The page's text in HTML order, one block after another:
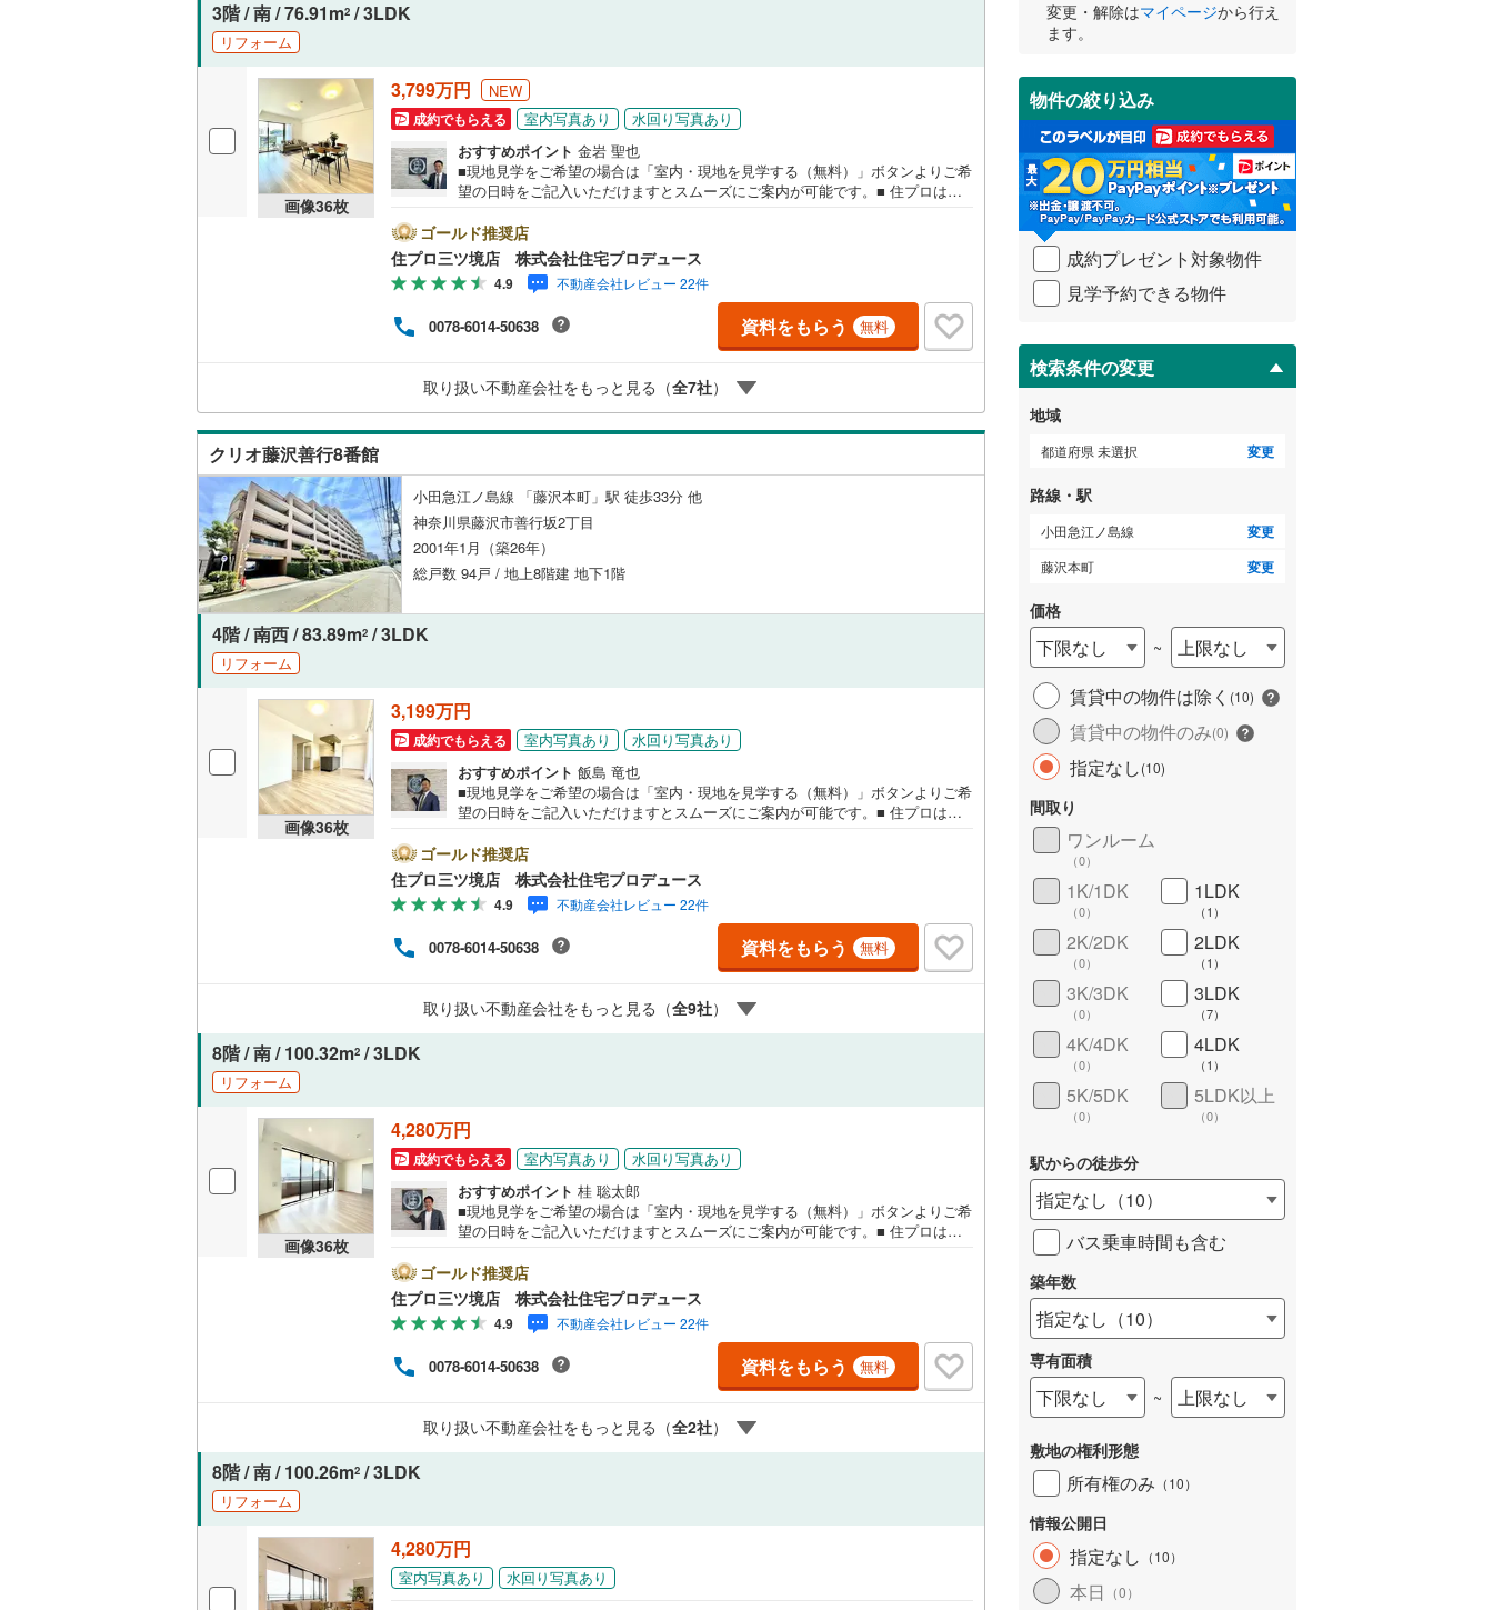
3階 / 南 / 76.91m2 / 3LDK
リフォーム
画像36枚
3,799万円 NEW
成約でもらえる 室内写真あり
水回り写真あり
おすすめポイント 金岩 聖也
■現地見学をご希望の場合は「室内・現地を見学する（無料）」ボタンよりご希
望の日時をご記入いただけますとスムーズにご案内が可能です。■ 住プロは藤
限定で販売する物件情報も多数ございますので、お気軽にお問合せ下さい！ ----
---------- 弊社独自の住宅ローン提案システム 弊社ではファイナンシャル専門スタ
ッフによる【丁寧な資金アドバイス】【ファイナンシャルプラン提案書の作
成】を随時行っております。意外に知らないお客様が多い【定年時の住宅ロー
ン残高】【住宅購入者だけが加入できる無料の生命保険】【13年間もらえる、
国からの特別ボーナス】これから多くなる【教育費】住宅を買った後から始ま
る【住宅ローン返済】65歳以上から必要になる【老後の費用負担】住宅探しの
ゴールド推奨店
住プロ三ツ境店 株式会社住宅プロデュース
4.9 不動産会社レビュー 22件
0078-6014-50638 資料をもらう 無料
取り扱い不動産会社をもっと見る（全7社）
クリオ藤沢善行8番館
小田急江ノ島線 「藤沢本町」駅 徒歩33分 他
神奈川県藤沢市善行坂2丁目
2001年1月（築26年）
総戸数 94戸 / 地上8階建 地下1階
4階 / 南西 / 83.89m2 / 3LDK
リフォーム
画像36枚
3,199万円
成約でもらえる 室内写真あり
水回り写真あり
おすすめポイント 飯島 竜也
■現地見学をご希望の場合は「室内・現地を見学する（無料）」ボタンよりご希
望の日時をご記入いただけますとスムーズにご案内が可能です。■ 住プロは藤
限定で販売する物件情報も多数ございますので、お気軽にお問合せ下さい！ ----
---------- 弊社独自の住宅ローン提案システム 弊社ではファイナンシャル専門スタ
ッフによる【丁寧な資金アドバイス】【ファイナンシャルプラン提案書の作
成】を随時行っております。意外に知らないお客様が多い【定年時の住宅ロー
ン残高】【住宅購入者だけが加入できる無料の生命保険】【13年間もらえる、
国からの特別ボーナス】これから多くなる【教育費】住宅を買った後から始ま
る【住宅ローン返済】65歳以上から必要になる【老後の費用負担】住宅探しの
ゴールド推奨店
住プロ三ツ境店 株式会社住宅プロデュース
4.9 不動産会社レビュー 22件
0078-6014-50638 資料をもらう 無料
取り扱い不動産会社をもっと見る（全9社）
8階 / 南 / 100.32m2 / 3LDK
リフォーム
画像36枚
4,280万円
成約でもらえる 室内写真あり
水回り写真あり
おすすめポイント 桂 聡太郎
■現地見学をご希望の場合は「室内・現地を見学する（無料）」ボタンよりご希
望の日時をご記入いただけますとスムーズにご案内が可能です。■ 住プロは藤
門会社です！最新物件情報や当社限定で販売する物件情報も多数ございますの
で、お気軽にお問合せ下さい！ -------------- 弊社独自の住宅ローン提案システム
弊社ではファイナンシャル専門スタッフによる【丁寧な資金アドバイス】【フ
ァイナンシャルプラン提案書の作成】を随時行っております。意外に知らない
お客様が多い【定年時の住宅ローン残高】【住宅購入者だけが加入できる無料
の生命保険】【13年間もらえる、国からの特別ボーナス】これから多くなる
【教育費】住宅を買った後から始まる【住宅ローン返済】65歳以上から必要に
していきませんか？？ --------------
ゴールド推奨店
住プロ三ツ境店 株式会社住宅プロデュース
4.9 不動産会社レビュー 22件
0078-6014-50638 資料をもらう 無料
取り扱い不動産会社をもっと見る（全2社）
8階 / 南 / 100.26m2 / 3LDK
リフォーム
4,280万円
室内写真あり 水回り写真あり
受
け
取
る
・
条
件
を
イ
ペ
ジ
に
保
存
す
る
変更・解除はマイページから行え
ます。
物件の絞り込み
成約プレゼント対象物件
見学予約できる物件
検索条件の変更
地域
都道府県 未選択 変更
路線・駅
小田急江ノ島線 変更
藤沢本町 変更
価格
下限なし ~
上限なし
賃貸中の物件は除く (10)
賃貸中の物件のみ(0)
指定なし(10)
間取り
ワンルーム
（0）
1K/1DK
（0）
1LDK
（1 ）
2K/2DK
（0）
2LDK
（1 ）
3K/3DK
（0）
3LDK
（7）
4K/4DK
（0）
4LDK
（1 ）
5K/5DK
（0）
5LDK以上
（0）
駅からの徒歩分
指定なし （10）
バス乗車時間も含む
築年数
指定なし （10）
専有面積
下限なし ~ 上限なし
敷地の権利形態
所有権のみ （10）
情報公開日
指定なし （10）
本日 （0）
総武本線 (150)
外房線(36) 内房線(32) 京葉線(132)
成田線(10) 鹿島線 久留里線(1)
東金線(3) 山手線(579)
南武線(152) 鶴見線(28) 武蔵野線(232)
横浜線 (195) 横須賀線(194)
相模線 (149 ) 青梅線
五日市線(5) 八高線(60)
京浜東北線(745)
常磐線（各駅停車）(144 ) 総武線
御殿場線( 7)
身延線
) 中央本線（JR東海）
武豊線(7) 太多線(0)
関西本線（JR東海）( 10) 名松線(0)
参宮線(0) 博多南線(7) 東海道本線（JR西日本）
小浜線(0 )
越美北線(0) 七尾線(0) 城端線(0)
氷見線(0) 高山本線（JR西日本） 関西本線（JR西日本）(32)
紀勢本線（JR西日本）(1) 大阪環状線(48)
桜島線(4) 福知山線(76) 山陽本線（JR西日本）
加古川線(2) 姫新線 (14 )
赤穂線 (8 吉備線(7)
宇野線(13 伯備線(9 芸備線(5)
呉線(5) 可部線
岩徳線( 0) 山口線 (0
山陰本線(
舞鶴線(0) 因美線(0) 境線(2)
木次線(0) 草津線
桜井線(11) 和歌山線(11)
阪和線(29) 関西空港線(1) 東西線(43)
おおさか東線(61
内子線(0) 高徳線 ( )
徳島線(0) 牟岐線( 0
土讃線(0) 山陽本線（JR九州） 1
鹿児島本線(45) 香椎線
指宿枕崎線 (19
筑肥線 (4)
佐世保線
久大本線(18)
豊肥本線( 38) 日田彦山線 1)
低層マンション（4階建て以
下）（0
立地
最寄りの駅が始発駅 （3 ） 小学校まで1km以内（7）
共用施設
コンシェルジュサービス ゲストルーム（0）
設備
床暖房（ 1） オール電化（ 0）
ＴＶモニタ付インターホン
（8）
LD
リビングダイニング15畳以上
独立型キッチン（1） 対面キッチン（10）
浴室
浴室乾燥機あり（9） 浴室に窓あり（ 2）
バルコニー、庭
ルーフバルコニー（0） ワイドバルコニー 10）
収納
ウォークインクローゼット
（5）
即入居可能
オンライン対応
オンライン内見(相談)可（7） IT重説可（7）
オンライン対応とは？